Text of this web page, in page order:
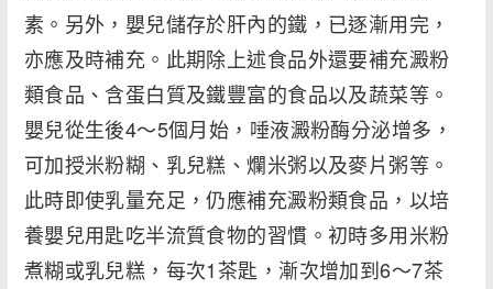
素。另外，嬰兒儲存於肝內的鐵，已逐漸用完，
亦應及時補充。此期除上述食品外還要補充澱粉
類食品、含蛋白質及鐵豐富的食品以及蔬菜等。
嬰兒從生後4～5個月始，唾液澱粉酶分泌增多，
可加授米粉糊、乳兒糕、爛米粥以及麥片粥等。
此時即使乳量充足，仍應補充澱粉類食品，以培
養嬰兒用匙吃半流質食物的習慣。初時多用米粉
煮糊或乳兒糕，每次1茶匙，漸次增加到6～7茶